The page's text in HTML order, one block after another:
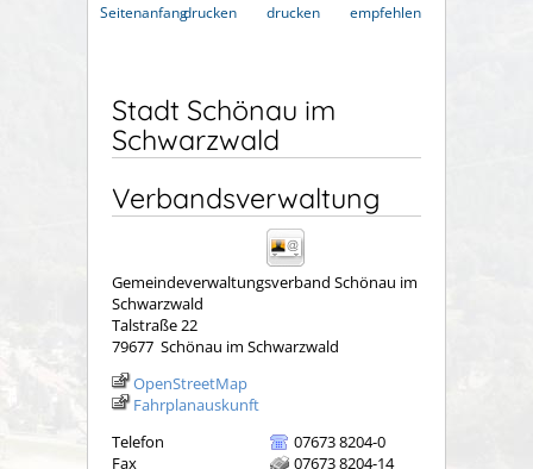
Seitenanfangdrucken
drucken
empfehlen
Stadt Schönau im
Schwarzwald
Verbandsverwaltung
Gemeindeverwaltungsverband Schönau im
Schwarzwald
Talstraße 22
79677 Schönau im Schwarzwald
OpenStreetMap
Fahrplanauskunft
Telefon
07673 8204-0
Fax
07673 8204-14